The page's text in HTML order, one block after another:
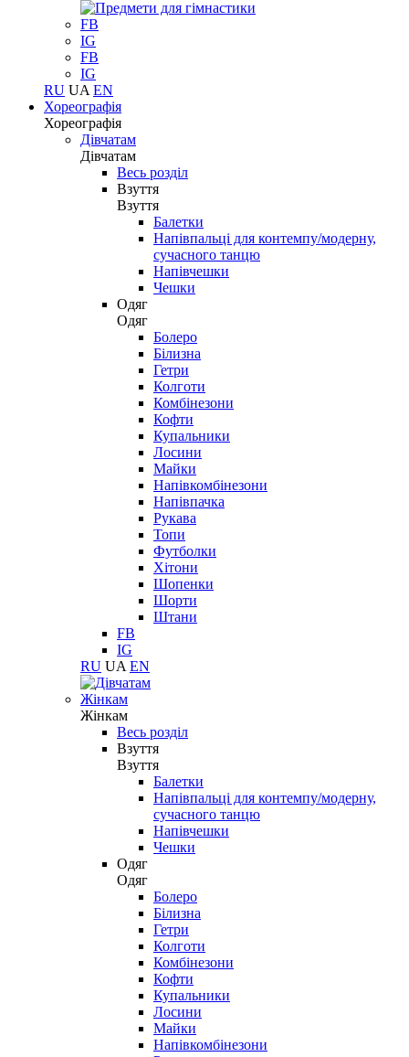
FB
IG
FB
IG
RU UA EN
Хореографія
Хореографія
Дівчатам
Дівчатам
Весь розділ
Взуття
Взуття
Балетки
Напівпальці для контемпу/модерну,
сучасного танцю
Напівчешки
Чешки
Одяг
Одяг
Болеро
Білизна
Гетри
Колготи
Комбінезони
Кофти
Купальники
Лосини
Майки
Напівкомбінезони
Напівпачка
Рукава
Топи
Футболки
Хітони
Шопенки
Шорти
Штани
FB
IG
RU UA EN
Жінкам
Жінкам
Весь розділ
Взуття
Взуття
Балетки
Напівпальці для контемпу/модерну,
сучасного танцю
Напівчешки
Чешки
Одяг
Одяг
Болеро
Білизна
Гетри
Колготи
Комбінезони
Кофти
Купальники
Лосини
Майки
Напівкомбінезони